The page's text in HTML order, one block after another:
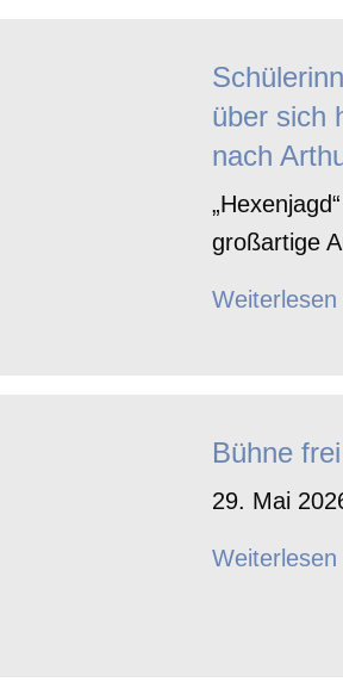
über sich
nach
großartige
Weiterlesen
Bühne frei
29. Mai
Weiterlesen